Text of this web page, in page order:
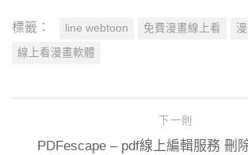
標籤： line webtoon 免費漫畫線上看
線上看漫畫軟體
下一則
PDFescape – pdf線上編輯服務 刪